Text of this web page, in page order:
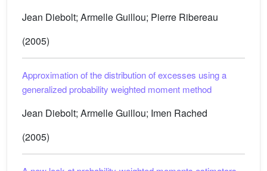
Jean Diebolt; Armelle Guillou; Pierre Ribereau
(2005)
Approximation of the distribution of excesses using a
generalized probability weighted moment method
Jean Diebolt; Armelle Guillou; Imen Rached
(2005)